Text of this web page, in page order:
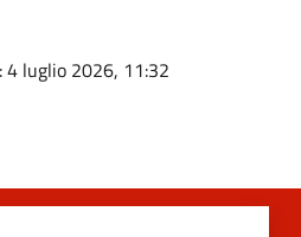
: 4 luglio 2026, 11:32